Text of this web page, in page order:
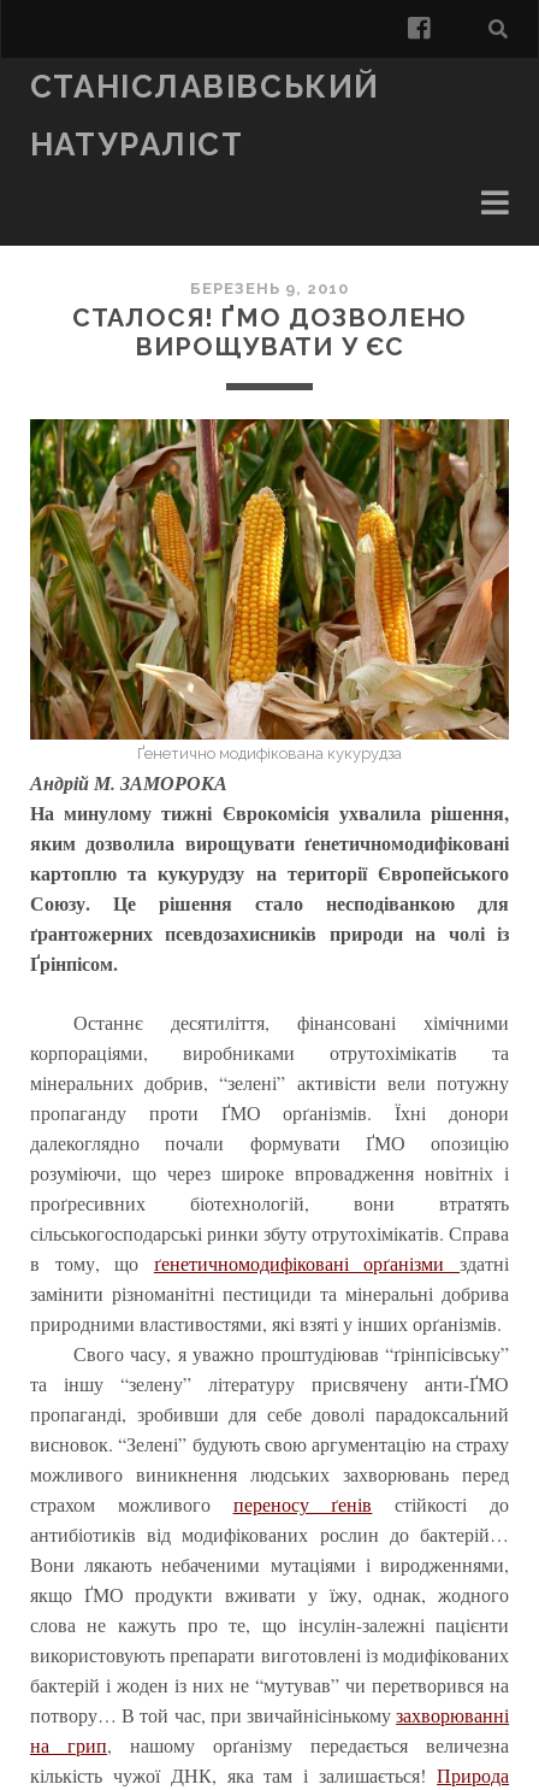
facebook
СТАНІСЛАВІВСЬКИЙ
НАТУРАЛІСТ
БЕРЕЗЕНЬ 9, 2010
СТАЛОСЯ! ҐМО ДОЗВОЛЕНО
ВИРОЩУВАТИ У ЄС
Ґенетично модифікована кукурудза
Андрій М. ЗАМОРОКА
На минулому тижні Єврокомісія ухвалила рішення,
яким дозволила вирощувати ґенетичномодифіковані
картоплю та кукурудзу на території Європейського
Союзу. Це рішення стало несподіванкою для
ґрантожерних псевдозахисників природи на чолі із
Ґрінпісом.
Останнє десятиліття, фінансовані хімічними
корпораціями, виробниками отрутохімікатів та
мінеральних добрив, “зелені” активісти вели потужну
пропаганду проти ҐМО орґанізмів. Їхні донори
далекоглядно почали формувати ҐМО опозицію
розуміючи, що через широке впровадження новітніх і
проґресивних біотехнологій, вони втратять
сільськогосподарські ринки збуту отрутохімікатів. Справа
в тому, що ґенетичномодифіковані орґанізмиздатні
замінити різноманітні пестициди та мінеральні добрива
природними властивостями, які взяті у інших орґанізмів.
Свого часу, я уважно проштудіював “ґрінпісівську”
та іншу “зелену” літературу присвячену анти-ҐМО
пропаганді, зробивши для себе доволі парадоксальний
висновок. “Зелені” будують свою аргументацію на страху
можливого виникнення людських захворювань перед
страхом можливого переносу ґенів стійкості до
антибіотиків від модифікованих рослин до бактерій…
Вони лякають небаченими мутаціями і виродженнями,
якщо ҐМО продукти вживати у їжу, однак, жодного
слова не кажуть про те, що інсулін-залежні пацієнти
використовують препарати виготовлені із модифікованих
бактерій і жоден із них не “мутував” чи перетворився на
потвору… В той час, при звичайнісінькомузахворюванні
на грип, нашому орґанізму передається величезна
кількість чужої ДНК, яка там і залишається!Природа